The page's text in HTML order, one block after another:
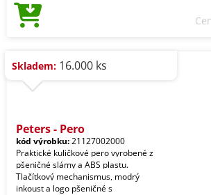
Skladem: 16.000 ks
Peters - Pero
kód výrobku:21127002000
Praktické kuličkové pero vyrobené z
pšeničné slámy a ABS plastu.
Tlačítkový mechanismus, modrý
inkoust a logo pšeničné s